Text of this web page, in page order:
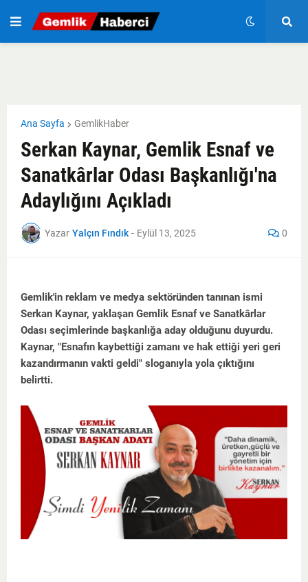
Ana Sayfa GemlikHaber
Serkan Kaynar, Gemlik Esnaf ve
Sanatkârlar Odası Başkanlığı'na
Adaylığını Açıkladı
Yazar Yalçın Fındık - Eylül 13, 2025 0
Gemlik'in reklam ve medya sektöründen tanınan ismi
Serkan Kaynar, yaklaşan Gemlik Esnaf ve Sanatkârlar
Odası seçimlerinde başkanlığa aday olduğunu duyurdu.
Kaynar, "Esnafın kaybettiği zamanı ve hak ettiği yeri geri
kazandırmanın vakti geldi" sloganıyla yola çıktığını
belirtti.